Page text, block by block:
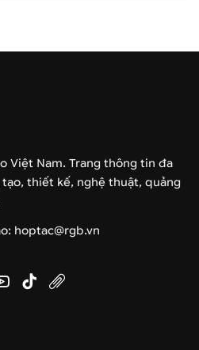
Việt Nam. Trang thông tin đa
thiết kế, nghệ thuật, quảng
hoptac@rgb.vn